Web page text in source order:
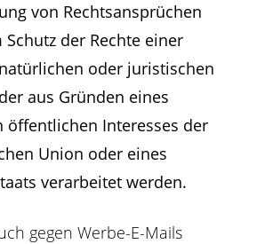
von Rechtsansprüchen
Schutz der Rechte einer
oder juristischen
aus Gründen eines
öffentlichen Interesses der
Union oder eines
verarbeitet werden.
gegen Werbe-E-Mails